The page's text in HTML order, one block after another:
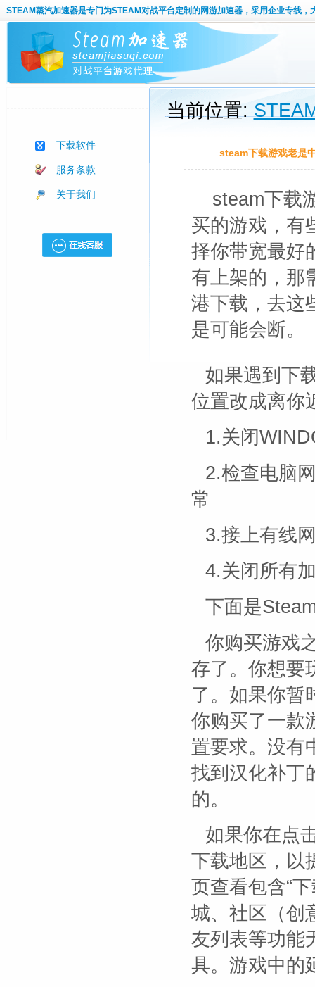
STEAM蒸汽加速器是专门为STEAM对战平台定制的网游加速器，采用企业专线，
下载软件
服务条款
关于我们
当前位置:
steam下载游戏老是
steam下载
买的游戏，有
择你带宽最好
有上架的，那
港下载，去这
是可能会断。
如果遇到下
位置改成离你
1.关闭
2.检查电脑
常
3.接上有线
4.关闭所有
下面是
你购买游戏
存了。你想要
了。如果你暂
你购买了一款
置要求。没有
找到汉化补丁
的。
如果你在点
下载地区，以
页查看包含“
城、社区（创
友列表等功能
具。游戏中的